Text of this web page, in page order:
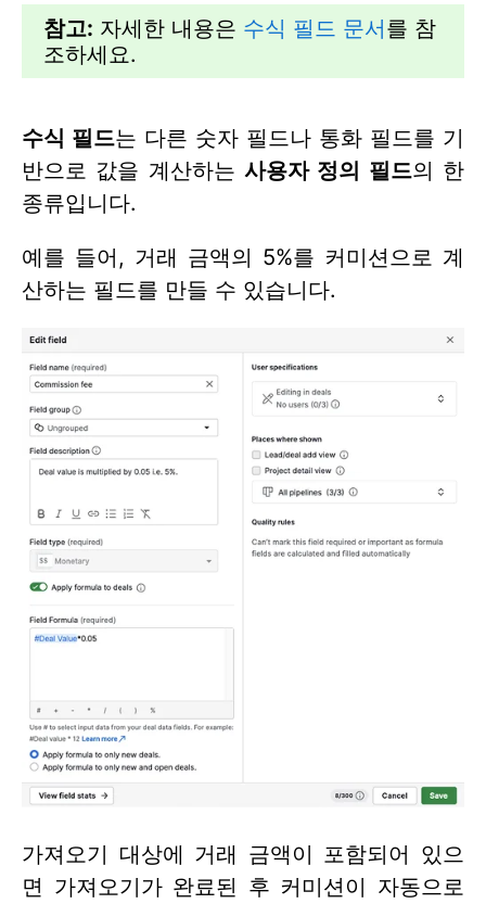
참고: 자세한 내용은 수식 필드 문서를 참
조하세요.
수식 필드는 다른 숫자 필드나 통화 필드를 기
반으로 값을 계산하는 사용자 정의 필드의 한
종류입니다.
예를 들어, 거래 금액의 5%를 커미션으로 계
산하는 필드를 만들 수 있습니다.
가져오기 대상에 거래 금액이 포함되어 있으
면 가져오기가 완료된 후 커미션이 자동으로